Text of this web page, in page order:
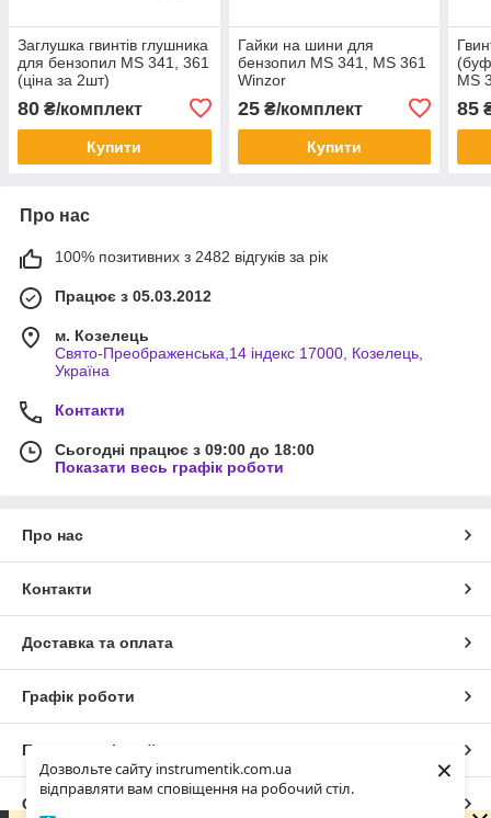
Дозвольте сайту instrumentik.com.ua
відправляти вам сповіщення на робочий стіл.
×
Заглушка гвинтів глушника
для бензопил MS 341, 361
(ціна за 2шт)
80 ₴/комплект
Купити
Гайки на шини для
бензопил MS 341, MS 361
Winzor
25₴/комплект
Купити
MS
85
Про нас
100% позитивних з 2482 відгуків за рік
Працює з 05.03.2012
м. Козелець
Свято-Преображенська,14 індекс 17000, Козелець,
Україна
Контакти
Сьогодні працює з 09:00 до 18:00
Показати весь графік роботи
Про нас
Контакти
Доставка та оплата
Графік роботи
Повна версія сайту
Сайт створено на маркетплейсі